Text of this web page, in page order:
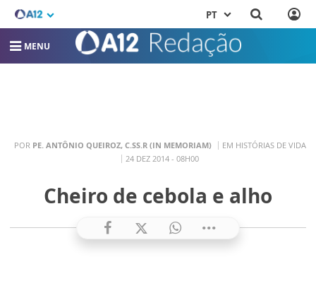
PT
MENU
POR PE. ANTÔNIO QUEIROZ, C.SS.R (IN MEMORIAM)
EM HISTÓRIAS DE VIDA
24 DEZ 2014 - 08H00
Cheiro de cebola e alho